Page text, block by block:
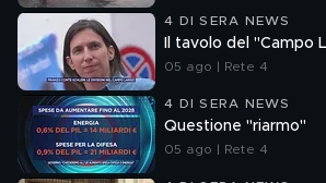
4 DI SERA NEWS
Il tavolo del "Campo
05 ago | Rete 4
4 DI SERA NEWS
Questione "riarmo"
05 ago | Rete 4